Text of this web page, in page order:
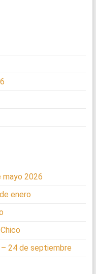
mayo 2026
enero
24 de septiembre